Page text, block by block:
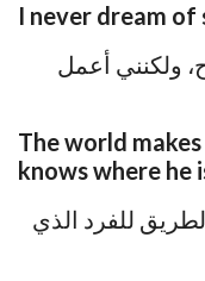
I never dream of
ولكنني أعمل
The world
knows where he
للفرد الذي